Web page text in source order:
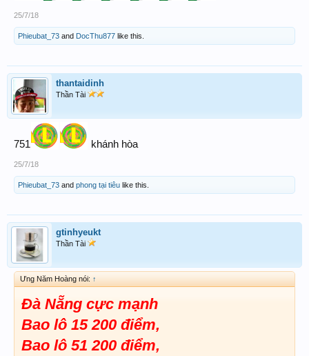
25/7/18
Phieubat_73 and DocThu877 like this.
thantaidinh
Thần Tài
751 khánh hòa
25/7/18
Phieubat_73 and phong tại tiêu like this.
gtinhyeukt
Thần Tài
Ưng Năm Hoàng nói: ↑
Đà Nẵng cực mạnh
Bao lô 15 200 điểm,
Bao lô 51 200 điểm,